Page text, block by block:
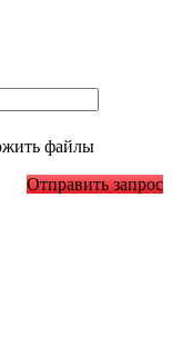
файлы
Отправить запрос